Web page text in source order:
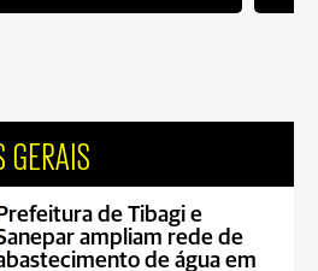
GERAIS
Prefeitura de Tibagi e
ampliam rede de
de água em